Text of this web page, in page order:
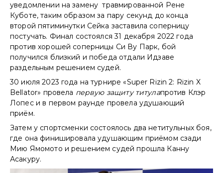
уведомлении на замену травмированной Рене
Куботе, таким образом за пару секунд до конца
второй пятиминутки Сейка заставила соперницу
постучать. Финал состоялся 31 декабря 2022 года
против хорошей соперницы Си Ву Парк, бой
получился близкий и победа отдали Идзаве
раздельным решением судей.
30 июля 2023 года на турнире «Super Rizin 2: Rizin X
Bellator» провела первую защиту титулапротив Клэр
Лопес и в первом раунде провела удушающий
приём.
Затем у спортсменки состоялось два нетитульных боя,
где она финишировала удушающим приёмом сзади
Мию Ямомото и решением судей прошла Канну
Асакуру.